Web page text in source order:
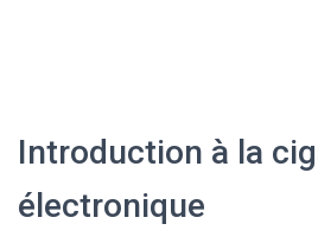
Introduction à la
électronique